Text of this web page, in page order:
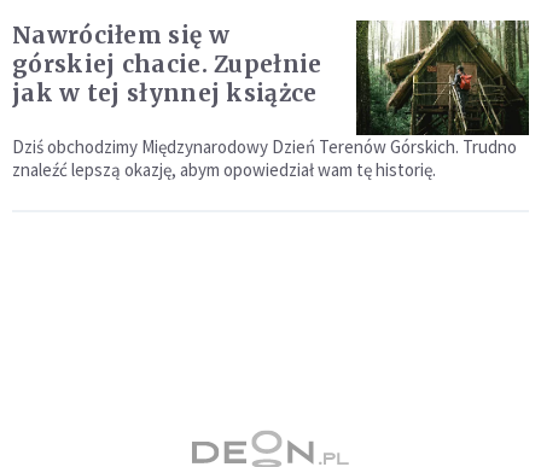
Nawróciłem się w
górskiej chacie. Zupełnie
jak w tej słynnej książce
Dziś obchodzimy Międzynarodowy Dzień Terenów Górskich. Trudno
znaleźć lepszą okazję, abym opowiedział wam tę historię.